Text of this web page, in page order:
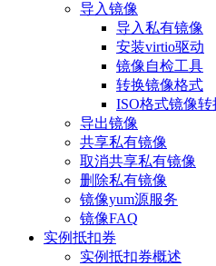
导入镜像
导入私有镜像
安装virtio驱动
镜像自检工具
转换镜像格式
ISO格式镜像转
导出镜像
共享私有镜像
取消共享私有镜像
删除私有镜像
镜像yum源服务
镜像FAQ
实例抵扣券
实例抵扣券概述